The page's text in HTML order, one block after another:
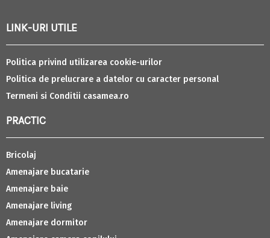
LINK-URI UTILE
Politica privind utilizarea cookie-urilor
Politica de prelucrare a datelor cu caracter personal
Termeni si Conditii casamea.ro
PRACTIC
Bricolaj
Amenajare bucatarie
Amenajare baie
Amenajare living
Amenajare dormitor